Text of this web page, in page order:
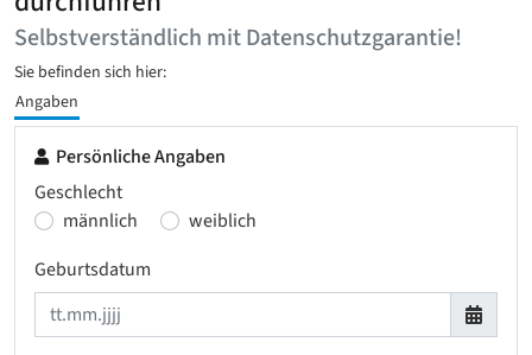
Selbstverständlich mit Datenschutzgarantie!
Sie befinden sich hier:
Angaben
Persönliche Angaben
Geschlecht
männlich
weiblich
Geburtsdatum